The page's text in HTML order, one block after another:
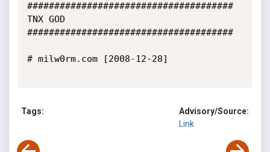
######################################
TNX GOD
######################################
# milw0rm.com [2008-12-28]
Tags:
Advisory/Source:
Link